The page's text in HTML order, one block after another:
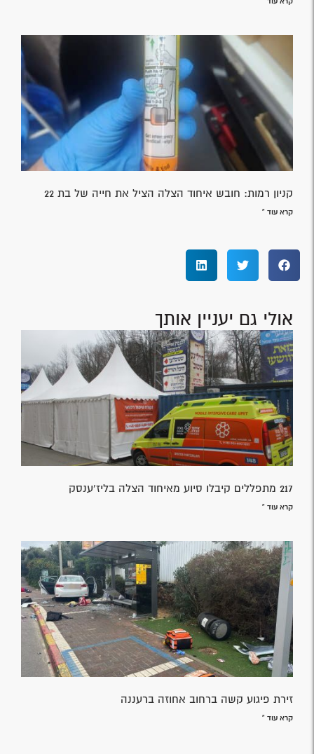
קניון רמות: חובש איחוד הצלה הציל את חייה של בת 22
קרא עוד »
אולי גם יעניין אותך
217 מתפללים קיבלו סיוע מאיחוד הצלה בליז'ענסק
קרא עוד »
זירת פיגוע קשה ברחוב אחוזה ברעננה
קרא עוד »